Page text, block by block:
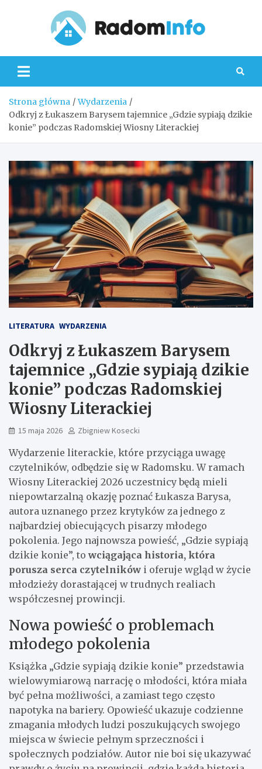
Strona główna
Wydarzenia
Odkryj z Łukaszem Barysem tajemnice „Gdzie sypiają dzikie
konie” podczas Radomskiej Wiosny Literackiej
LITERATURA WYDARZENIA
Odkryj z Łukaszem Barysem
tajemnice „Gdzie sypiają dzikie
konie” podczas Radomskiej
Wiosny Literackiej
15 maja 2026 Zbigniew Kosecki
Wydarzenie literackie, które przyciąga uwagę
czytelników, odbędzie się w Radomsku. W ramach
Wiosny Literackiej 2026 uczestnicy będą mieli
niepowtarzalną okazję poznać Łukasza Barysa,
autora uznanego przez krytyków za jednego z
najbardziej obiecujących pisarzy młodego
pokolenia. Jego najnowsza powieść, „Gdzie sypiają
dzikie konie”, towciągająca historia, która
porusza serca czytelników i oferuje wgląd w życie
młodzieży dorastającej w trudnych realiach
współczesnej prowincji.
Nowa powieść o problemach
młodego pokolenia
Książka „Gdzie sypiają dzikie konie” przedstawia
wielowymiarową narrację o młodości, która miała
być pełna możliwości, a zamiast tego często
napotyka na bariery. Opowieść ukazuje codzienne
zmagania młodych ludzi poszukujących swojego
miejsca w świecie pełnym sprzeczności i
społecznych podziałów. Autor nie boi się ukazywać